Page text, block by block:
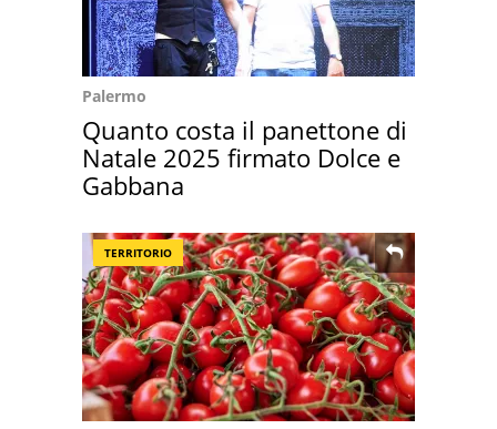
Palermo
Quanto costa il panettone di
Natale 2025 firmato Dolce e
Gabbana
TERRITORIO